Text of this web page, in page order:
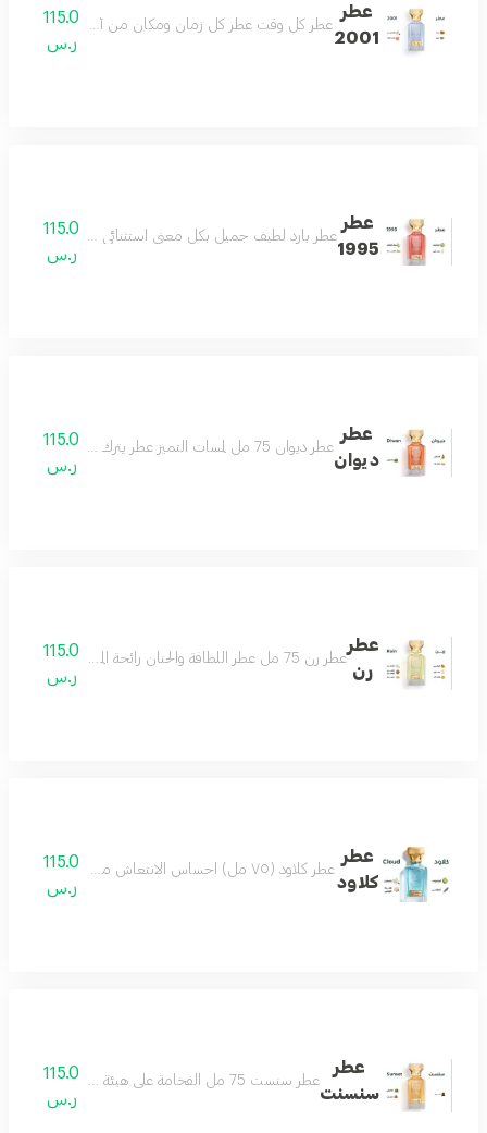
عطر
2001
عطر كل وقت عطر كل زمان ومكان من أجمل العطور
115.0
ر.س
عطر
1995
عطر بارد لطيف جميل بكل معنى استثنائي للغاية
115.0
ر.س
عطر
ديوان
عطر ديوان 75 مل لمسات التميز عطر يترك أثرك في المكان نفحات من الجمال عطر يمتلك حواسّك مناسب لكل الأذواق مكونات العطر الاناناس الباتشولي المسك
115.0
ر.س
عطر
رن
عطر رن 75 مل عطر اللطافة والحنان رائحة المطر مناسب لكل الأذواق حتماً سيعجبك مكونات العطر البرتقال الماندرين الكمثرى الياسمين المسك خشب الصندل
115.0
ر.س
عطر
كلاود
عطر كلاود (٧٥ مل) احساس الانتعاش من أول رشة عطر مميز جميل بكل وقت من أجمل العطور وأكثرها تميز مكونات العطر البرغموت الياسمين لافندر لوتس
115.0
ر.س
عطر
سنسنت
عطر سنست 75 مل الفخامة على هيئة عطر يتميز بحضور ملفت وفوحان مميز العطر الامثل لمناسباتك الفخمة مكونات العطر لذر باتشولي خشب
115.0
ر.س